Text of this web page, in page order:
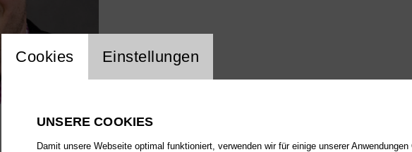
Einstellung Website Cookie
Cookies Einstellungen
UNSERE COOKIES
Damit unsere Webseite optimal funktioniert, verwenden wir für einige unserer